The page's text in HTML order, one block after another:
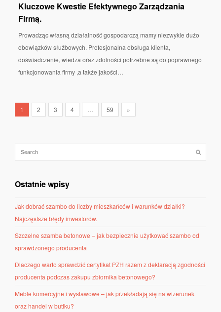
Kluczowe Kwestie Efektywnego Zarządzania
Firmą.
Prowadząc własną działalność gospodarczą mamy niezwykle dużo
obowiązków służbowych. Profesjonalna obsługa klienta,
doświadczenie, wiedza oraz zdolności potrzebne są do poprawnego
funkcjonowania firmy ,a także jakości…
1 2 3 4 59 »
Ostatnie wpisy
Jak dobrać szambo do liczby mieszkańców i warunków działki?
Najczęstsze błędy inwestorów.
Szczelne szamba betonowe – jak bezpiecznie użytkować szambo od
sprawdzonego producenta
Dlaczego warto sprawdzić certyfikat PZH razem z deklaracją zgodności
producenta podczas zakupu zbiornika betonowego?
Meble komercyjne i wystawowe – jak przekładają się na wizerunek
oraz handel w butiku?